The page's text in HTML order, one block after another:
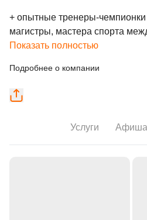
+ опытные тренеры-
магистры, мастера спорта
Показать полностью
Подробнее о компании
Услуги Афиша